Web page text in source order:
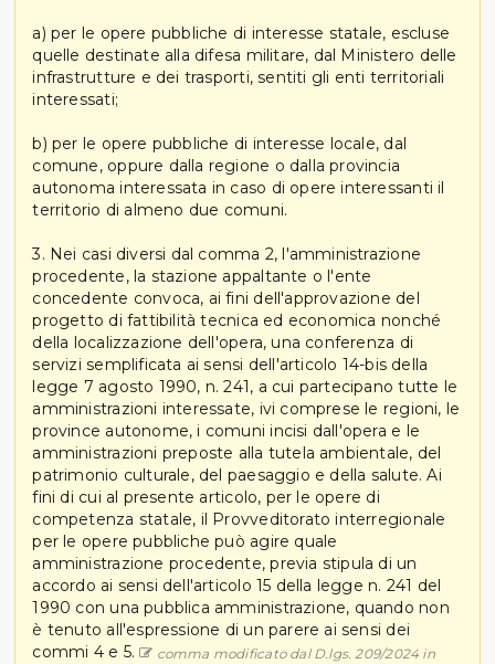
a) per le opere pubbliche di interesse statale, escluse
quelle destinate alla difesa militare, dal Ministero delle
infrastrutture e dei trasporti, sentiti gli enti territoriali
interessati;
b) per le opere pubbliche di interesse locale, dal
comune, oppure dalla regione o dalla provincia
autonoma interessata in caso di opere interessanti il
territorio di almeno due comuni.
3. Nei casi diversi dal comma 2, l'amministrazione
procedente, la stazione appaltante o l'ente
concedente convoca, ai fini dell'approvazione del
progetto di fattibilità tecnica ed economica nonché
della localizzazione dell'opera, una conferenza di
servizi semplificata ai sensi dell'articolo 14-bis della
legge 7 agosto 1990, n. 241, a cui partecipano tutte le
amministrazioni interessate, ivi comprese le regioni, le
province autonome, i comuni incisi dall'opera e le
amministrazioni preposte alla tutela ambientale, del
patrimonio culturale, del paesaggio e della salute. Ai
fini di cui al presente articolo, per le opere di
competenza statale, il Provveditorato interregionale
per le opere pubbliche può agire quale
amministrazione procedente, previa stipula di un
accordo ai sensi dell'articolo 15 della legge n. 241 del
1990 con una pubblica amministrazione, quando non
è tenuto all'espressione di un parere ai sensi dei
commi 4 e 5.
comma modificato dal D.lgs. 209/2024 in